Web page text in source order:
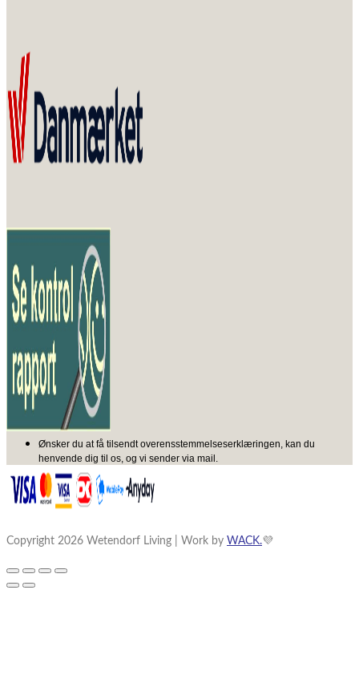
Ønsker du at få tilsendt overensstemmelseserklæringen, kan du
henvende dig til os, og vi sender via mail.
Copyright 2026 Wetendorf Living | Work by WACK.💜